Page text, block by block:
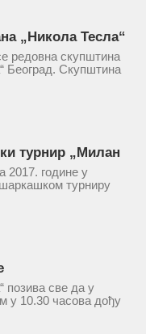
„Никола Тесла“
редовна скупштина
Београд. Скупштина
Савски трг бр.
је предложен...
турнир „Милан
маја 2017.
2017. године у
турниру
године,
Плашког, као и
позива све да у
у 10.30 часова дођу
(Улица Вука Караџића